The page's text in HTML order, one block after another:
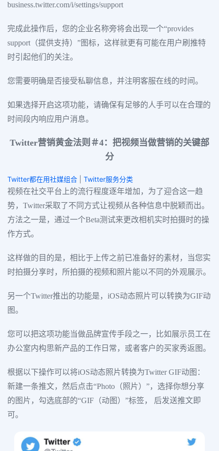
business.twitter.com/i/settings/support
完成此操作后，您的企业名称旁将会出现一个“provides
support（提供支持）”图标，这样就更有可能在用户刷推特
时引起他们的关注。
您需要明确是否接受私聊信息，并注明客服在线的时间。
如果选择开启这项功能，请确保有足够的人手可以在合理的
时间段内响应用户消息。
Twitter营销黄金法则＃4：把视频当做营销的关键部
分
Twitter都在用社媒组合
Twitter服务分类
视频在社交平台上的流行程度逐年增加，为了迎合这一趋
势，Twitter采取了不同方式让视频从各种信息中脱颖而出。
方法之一是，通过一个Beta测试来更改相机实时拍摄时的操
作方式。
这样做的目的是，相比于上传之前已准备好的素材，当您实
时拍摄分享时，所拍摄的视频和照片能以不同的外观展示。
另一个Twitter推出的功能是，iOS动态照片可以转换为GIF动
图。
您可以把这项功能当做品牌宣传手段之一，比如展示员工在
办公室内构思新产品的工作日常，或者客户的买家秀返图。
根据以下操作可以将iOS动态照片转换为Twitter GIF动图：
新建一条推文，然后点击“Photo（照片）”，选择你想分享
的图片，勾选底部的“GIF（动图）”标签， 后发送推文即
可。